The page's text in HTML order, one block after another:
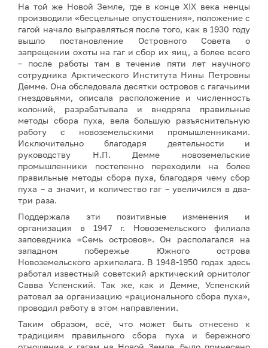
На той же Новой Земле, где в конце XIX века ненцы
производили «бесцельные опустошения», положение с
гагой начало выправляться после того, как в 1930 году
вышло постановление Островного Совета о
запрещении охоты на гаг и сбор их яиц, а более всего
– после работы там в течение пяти лет научного
сотрудника Арктического Института Нины Петровны
Демме. Она обследовала десятки островов с гагачьими
гнездовьями, описала расположение и численность
колоний, разрабатывала и внедряла правильные
методы сбора пуха, вела большую разъяснительную
работу с новоземельскими промышленниками.
Исключительно благодаря деятельности и
руководству Н.П. Демме новоземельские
промышленники постепенно переходили на более
правильные методы сбора пуха, благодаря чему сбор
пуха – а значит, и количество гаг – увеличился в два-
три раза.
Поддержала эти позитивные изменения и
организация в 1947 г. Новоземельского филиала
заповедника «Семь островов». Он располагался на
западном побережье Южного острова
Новоземельского архипелага. В 1948-1950 годах здесь
работал известный советский арктический орнитолог
Савва Успенский. Так же, как и Демме, Успенский
ратовал за организацию «рационального сбора пуха»,
проводил работу в этом направлении.
Таким образом, всё, что может быть отнесено к
традициям правильного сбора пуха и бережного